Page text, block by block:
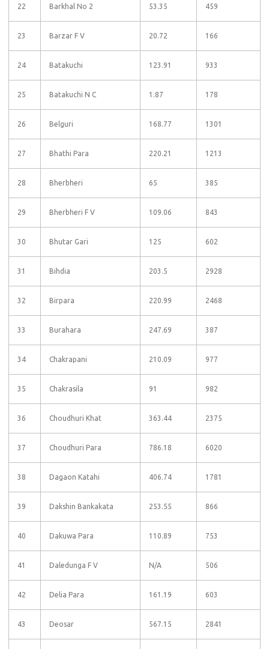
22 Barkhal No 2 53.35 459
23 Barzar F V 20.72 166
24 Batakuchi 123.91 933
25 Batakuchi N C 1.87 178
26 Belguri 168.77 1301
27 Bhathi Para 220.21 1213
28 Bherbheri 65 385
29 Bherbheri F V 109.06 843
30 Bhutar Gari 125 602
31 Bihdia 203.5 2928
32 Birpara 220.99 2468
33 Burahara 247.69 387
34 Chakrapani 210.09 977
35 Chakrasila 91 982
36 Choudhuri Khat 363.44 2375
37 Choudhuri Para 786.18 6020
38 Dagaon Katahi 406.74 1781
39 Dakshin Bankakata 253.55 866
40 Dakuwa Para 110.89 753
41 Daledunga F V N/A 506
42 Delia Para 161.19 603
43 Deosar 567.15 2841